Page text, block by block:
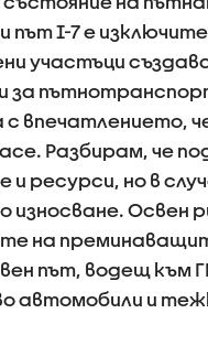
път I-7 е
участъци
за
впечатлението,
Разбирам, че
ресурси, но в
износване. Освен
на
път, водещ към
автомобили и